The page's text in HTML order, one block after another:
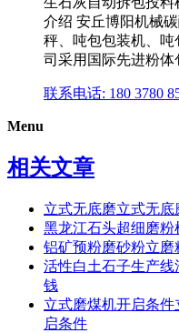
介绍 安丘博阳机械
秤、吨包包装机、
司采用国际先进粉体
联系电话: 180 3780
Menu
相关文章
立式无底磨立式无底
黑龙江石头超细磨粉
铝矿预粉磨砂粉立磨
活性白土石子生产
钱
立式磨煤机开启条
启条件